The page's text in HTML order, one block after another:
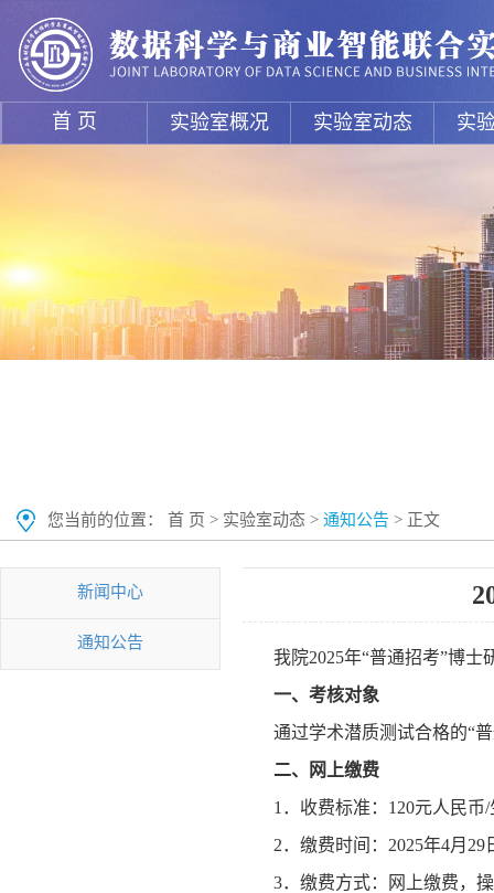
首 页 实验室概况 实验室动态 实
您当前的位置： 首 页 > 实验室动态 > 通知公告 > 正文
新闻中心
通知公告
我院2025年“普通招考”博
一、 考核对象
通过学术潜质测试合格的“
二、
网上缴费
1．收费标准：120元人民币/
2．缴费时间：2025年4月
3．缴费方式：网上缴费，